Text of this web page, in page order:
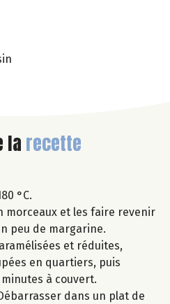
larecette
°C.
morceaux et les faire revenir
peu de margarine.
et réduites,
en quartiers, puis
à couvert.
dans un plat de